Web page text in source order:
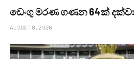
ඩෙංගු මරණ ගණන 64ක්
AUGUST 8, 2026